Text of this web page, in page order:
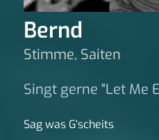
Bernd
Stimme, Saiten
Singt gerne "Let Me
Sag was G‘scheits